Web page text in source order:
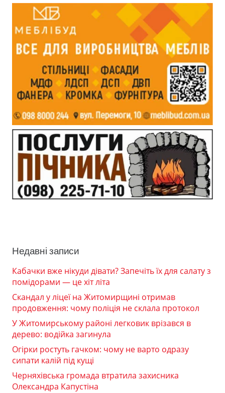
Недавні записи
Кабачки вже нікуди дівати? Запечіть їх для салату з
помідорами — це хіт літа
Скандал у ліцеї на Житомирщині отримав
продовження: чому поліція не склала протокол
У Житомирському районі легковик врізався в
дерево: водійка загинула
Огірки ростуть гачком: чому не варто одразу
сипати калій під кущі
Черняхівська громада втратила захисника
Олександра Капустіна